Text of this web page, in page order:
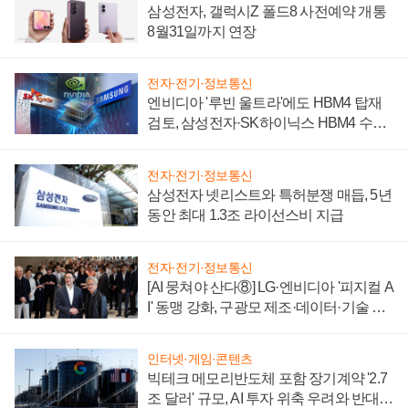
삼성전자, 갤럭시Z 폴드8 사전예약 개통
8월31일까지 연장
전자·전기·정보통신
엔비디아 '루빈 울트라'에도 HBM4 탑재
검토, 삼성전자·SK하이닉스 HBM4 수율
전자·전기·정보통신
삼성전자 넷리스트와 특허분쟁 매듭, 5년
동안 최대 1.3조 라이선스비 지급
전자·전기·정보통신
[AI 뭉쳐야 산다⑧] LG·엔비디아 '피지컬 A
I' 동맹 강화, 구광모 제조·데이터·기술 결
인터넷·게임·콘텐츠
빅테크 메모리반도체 포함 장기계약 '2.7
조 달러' 규모, AI 투자 위축 우려와 반대